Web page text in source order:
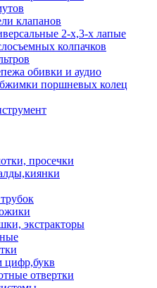
клапанов
2-х,3-х лапые
колпачков
обивки и аудио
поршневых колец
просечки
экстракторы
цифр,букв
отвертки